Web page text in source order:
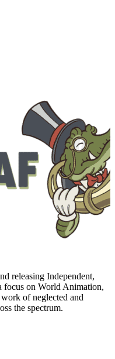
releasing Independent,
focus on World Animation,
of neglected and
the spectrum.